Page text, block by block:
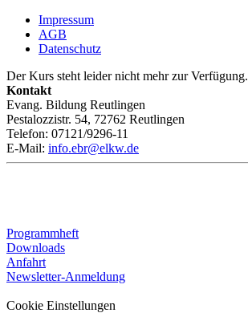
Impressum
AGB
Datenschutz
Der Kurs steht leider nicht mehr zur Verfügung.
Kontakt
Evang. Bildung Reutlingen
Pestalozzistr. 54, 72762 Reutlingen
Telefon: 07121/9296-11
E-Mail: info.ebr@elkw.de
Programmheft
Downloads
Anfahrt
Newsletter-Anmeldung
Cookie Einstellungen